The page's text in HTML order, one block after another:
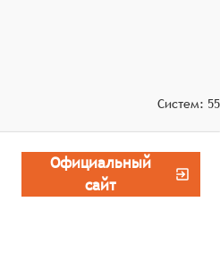
Систем: 55
Официальный
сайт